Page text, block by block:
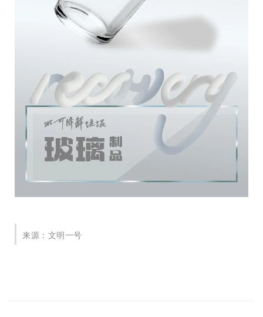
来源：文明一号